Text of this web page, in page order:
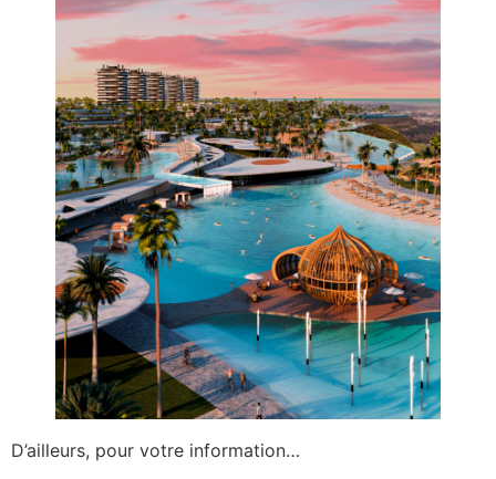
D’ailleurs, pour votre information…